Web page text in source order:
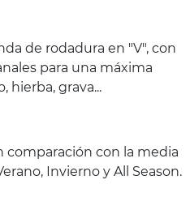
de rodadura en "V", con
para una máxima
hierba, grava...
comparación con la media
Invierno y All Season.